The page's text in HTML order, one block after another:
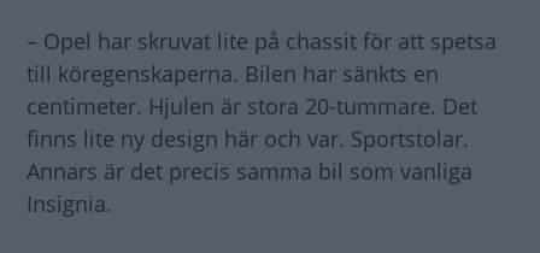
– Opel har skruvat lite på chassit för att spetsa
till köregenskaperna. Bilen har sänkts en
centimeter. Hjulen är stora 20-tummare. Det
finns lite ny design här och var. Sportstolar.
Annars är det precis samma bil som vanliga
Insignia.